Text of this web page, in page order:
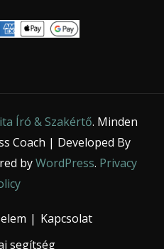
Író & Szakértő. Minden
Coach | Developed By
byWordPress. Privacy
Kapcsolat
segítség